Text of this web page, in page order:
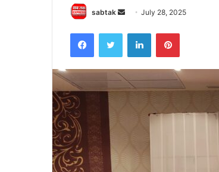
sabtak
Send
email
July 28, 2025
FacebookTwitter LinkedInPinterest